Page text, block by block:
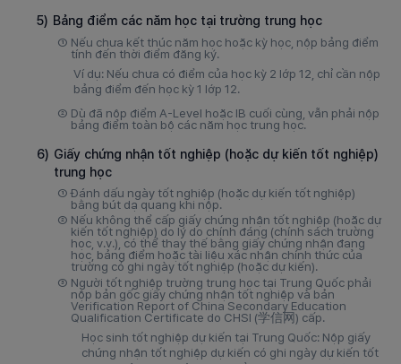
5) Bảng điểm các năm học tại trường trung học
① Nếu chưa kết thúc năm học hoặc kỳ học, nộp bảng điểm
tính đến thời điểm đăng ký.
Ví dụ: Nếu chưa có điểm của học kỳ 2 lớp 12, chỉ cần nộp
bảng điểm đến học kỳ 1 lớp 12.
② Dù đã nộp điểm A-Level hoặc IB cuối cùng, vẫn phải nộp
bảng điểm toàn bộ các năm học trung học.
6) Giấy chứng nhận tốt nghiệp (hoặc dự kiến tốt nghiệp)
trung học
① Đánh dấu ngày tốt nghiệp (hoặc dự kiến tốt nghiệp)
bằng bút dạ quang khi nộp.
② Nếu không thể cấp giấy chứng nhận tốt nghiệp (hoặc dự
kiến tốt nghiệp) do lý do chính đáng (chính sách trường
học, v.v.), có thể thay thế bằng giấy chứng nhận đang
học, bảng điểm hoặc tài liệu xác nhận chính thức của
trường có ghi ngày tốt nghiệp (hoặc dự kiến).
③ Người tốt nghiệp trường trung học tại Trung Quốc phải
nộp bản gốc giấy chứng nhận tốt nghiệp và bản
Verification Report of China Secondary Education
Qualification Certificate do CHSI (学信网) cấp.
Học sinh tốt nghiệp dự kiến tại Trung Quốc: Nộp giấy
chứng nhận tốt nghiệp dự kiến có ghi ngày dự kiến tốt